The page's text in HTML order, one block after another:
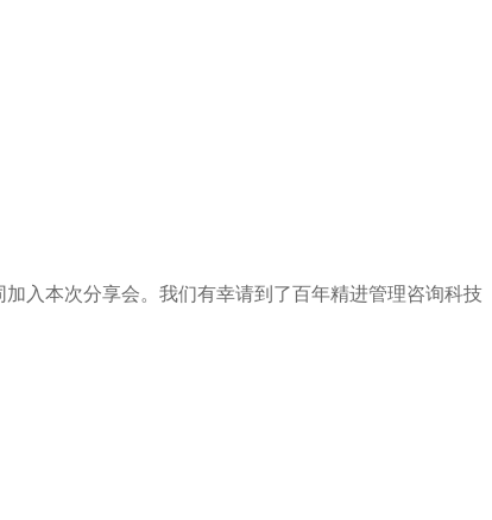
入本次分享会。我们有幸请到了百年精进管理咨询科技